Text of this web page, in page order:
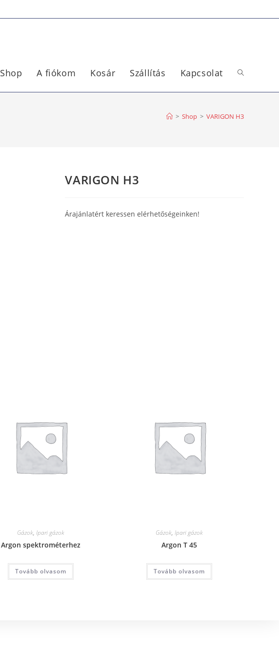
Shop A fiókom Kosár Szállítás Kapcsolat
> Shop > VARIGON H3
VARIGON H3
Árajánlatért keressen elérhetőségeinken!
Gázok, Ipari gázok
Argon spektrométerhez
Tovább olvasom
Gázok,Ipari gázok
Argon T 45
Tovább olvasom